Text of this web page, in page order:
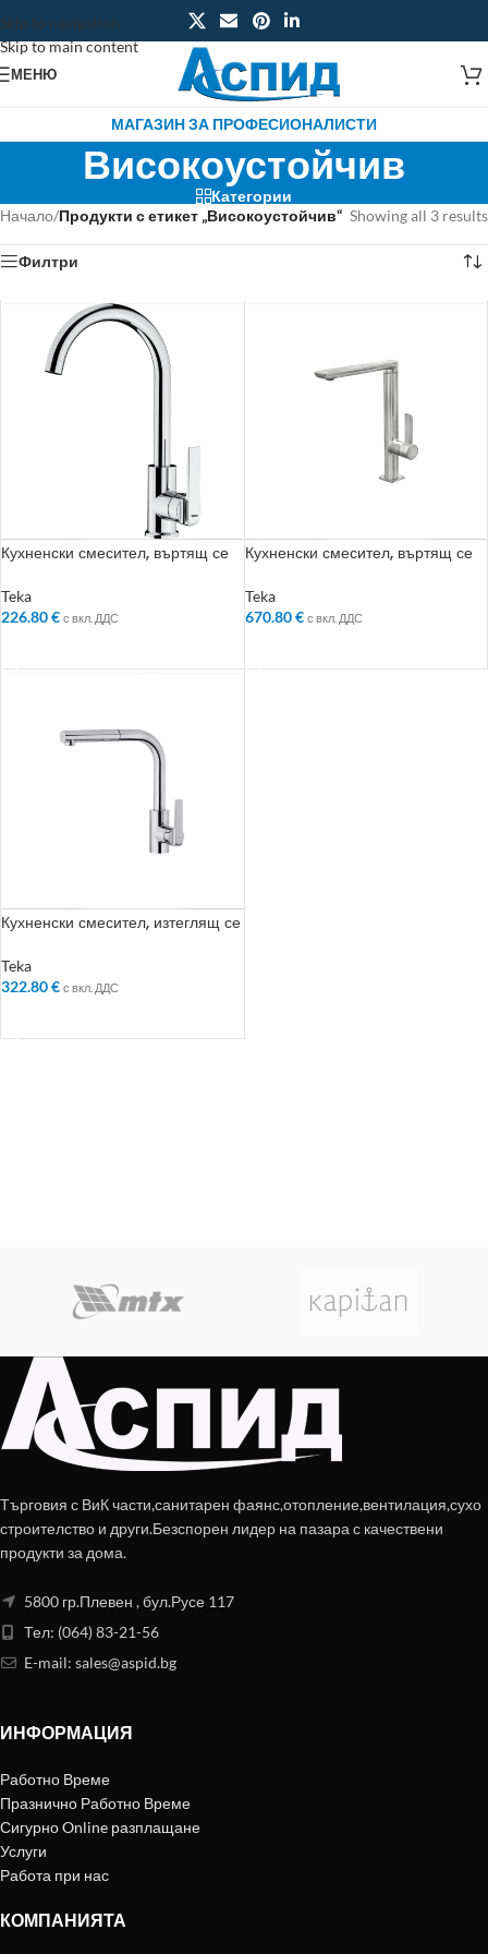
Skip to navigation
Skip to main content
МЕНЮ
МАГАЗИН ЗА ПРОФЕСИОНАЛИСТИ
Високоустойчив
Категории
Начало/Продукти с етикет „Високоустойчив“ Showing all 3 results
Филтри
Кухненски смесител, въртящ се
Teka
226.80€ с вкл. ДДС
Кухненски смесител, въртящ се
Teka
670.80€ с вкл. ДДС
Кухненски смесител, изтеглящ се
Teka
322.80€ с вкл. ДДС
Търговия с ВиК части,санитарен фаянс,отопление,вентилация,сухо
строителство и други.Безспорен лидер на пазара с качествени
продукти за дома.
5800 гр.Плевен , бул.Русе 117
Тел: (064) 83-21-56
E-mail: sales@aspid.bg
ИНФОРМАЦИЯ
Работно Време
Празнично Работно Време
Сигурно Online разплащане
Услуги
Работа при нас
КОМПАНИЯТА